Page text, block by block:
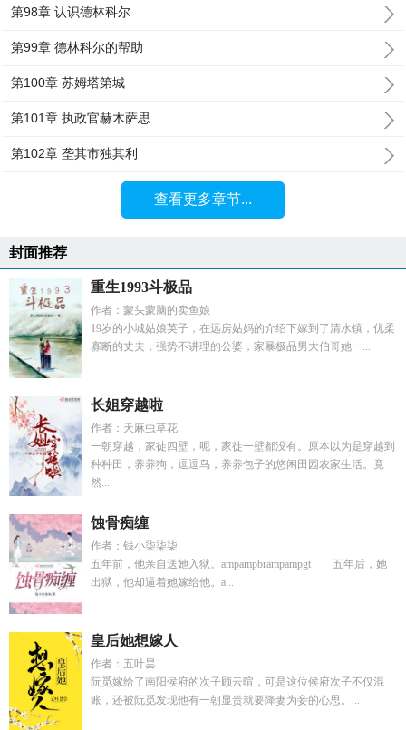
第98章 认识德林科尔
第99章 德林科尔的帮助
第100章 苏姆塔第城
第101章 执政官赫木萨思
第102章 垄其市独其利
查看更多章节...
封面推荐
重生1993斗极品
作者：蒙头蒙脑的卖鱼娘
19岁的小城姑娘英子，在远房姑妈的介绍下嫁到了清水镇，优柔
寡断的丈夫，强势不讲理的公婆，家暴极品男大伯哥她一...
长姐穿越啦
作者：天麻虫草花
一朝穿越，家徒四壁，呃，家徒一壁都没有。原本以为是穿越到
种种田，养养狗，逗逗鸟，养养包子的悠闲田园农家生活。竟
然...
蚀骨痴缠
作者：钱小柒柒柒
五年前，他亲自送她入狱。ampampbrampampgt 五年后，她
出狱，他却逼着她嫁给他。a...
皇后她想嫁人
作者：五叶昙
阮觅嫁给了南阳侯府的次子顾云暄，可是这位侯府次子不仅混
账，还被阮觅发现他有一朝显贵就要降妻为妾的心思。...